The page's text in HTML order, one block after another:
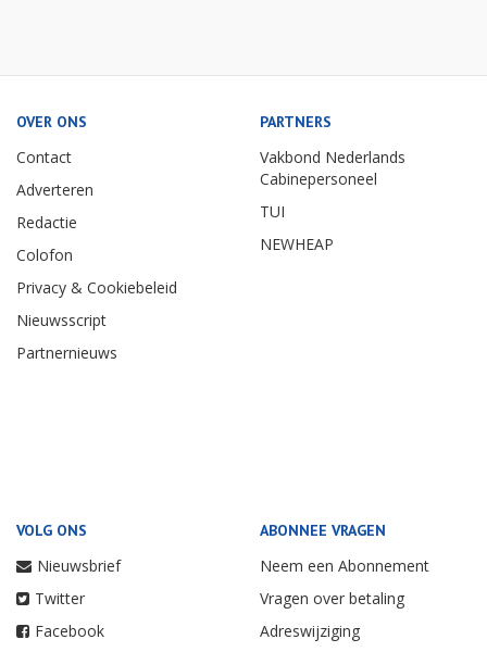
OVER ONS
Contact
Adverteren
Redactie
Colofon
Privacy & Cookiebeleid
Nieuwsscript
Partnernieuws
PARTNERS
Vakbond Nederlands
Cabinepersoneel
TUI
NEWHEAP
VOLG ONS
Nieuwsbrief
Twitter
Facebook
ABONNEE VRAGEN
Neem een Abonnement
Vragen over betaling
Adreswijziging